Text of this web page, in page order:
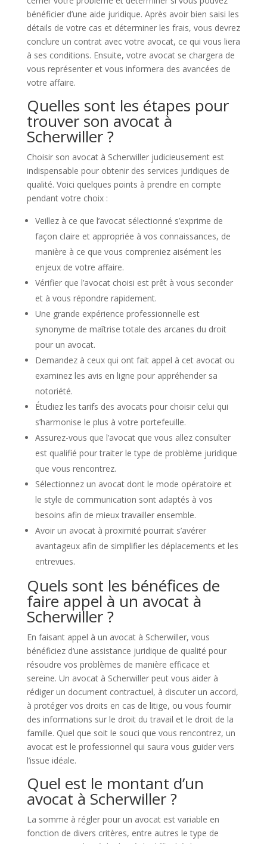
bénéficier d’une aide juridique. Après avoir bien saisi les
détails de votre cas et déterminer les frais, vous devrez
conclure un contrat avec votre avocat, ce qui vous liera
à ses conditions. Ensuite, votre avocat se chargera de
vous représenter et vous informera des avancées de
votre affaire.
Quelles sont les étapes pour
trouver son avocat à
Scherwiller ?
Choisir son avocat à Scherwiller judicieusement est
indispensable pour obtenir des services juridiques de
qualité. Voici quelques points à prendre en compte
pendant votre choix :
Veillez à ce que l’avocat sélectionné s’exprime de
façon claire et appropriée à vos connaissances, de
manière à ce que vous compreniez aisément les
enjeux de votre affaire.
Vérifier que l’avocat choisi est prêt à vous seconder
et à vous répondre rapidement.
Une grande expérience professionnelle est
synonyme de maîtrise totale des arcanes du droit
pour un avocat.
Demandez à ceux qui ont fait appel à cet avocat ou
examinez les avis en ligne pour appréhender sa
notoriété.
Étudiez les tarifs des avocats pour choisir celui qui
s’harmonise le plus à votre portefeuille.
Assurez-vous que l’avocat que vous allez consulter
est qualifié pour traiter le type de problème juridique
que vous rencontrez.
Sélectionnez un avocat dont le mode opératoire et
le style de communication sont adaptés à vos
besoins afin de mieux travailler ensemble.
Avoir un avocat à proximité pourrait s’avérer
avantageux afin de simplifier les déplacements et les
entrevues.
Quels sont les bénéfices de
faire appel à un avocat à
Scherwiller ?
En faisant appel à un avocat à Scherwiller, vous
bénéficiez d’une assistance juridique de qualité pour
résoudre vos problèmes de manière efficace et
sereine. Un avocat à Scherwiller peut vous aider à
rédiger un document contractuel, à discuter un accord,
à protéger vos droits en cas de litige, ou vous fournir
des informations sur le droit du travail et le droit de la
famille. Quel que soit le souci que vous rencontrez, un
avocat est le professionnel qui saura vous guider vers
l’issue idéale.
Quel est le montant d’un
avocat à Scherwiller ?
La somme à régler pour un avocat est variable en
fonction de divers critères, entre autres le type de